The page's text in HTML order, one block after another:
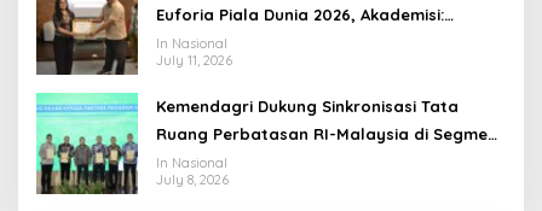
Euforia Piala Dunia 2026, Akademisi:
Jangan Terus Jadi “Messi dan Ronaldo”
Legislasi
In Nasional
July 11, 2026
Kemendagri Dukung Sinkronisasi Tata
Ruang Perbatasan RI-Malaysia di Segmen
Sinapad-Sesai
In Nasional
July 8, 2026